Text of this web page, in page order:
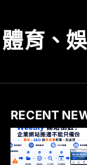
育、娛
RECENT